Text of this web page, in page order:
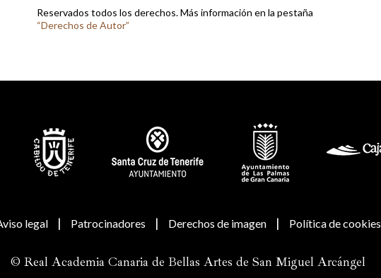
Reservados todos los derechos. Más información en la pestaña
“Derechos de Autor”
legal | Patrocinadores | Derechos de imagen | Política de cookies
© Real Academia Canaria de Bellas Artes de San Miguel Arcángel